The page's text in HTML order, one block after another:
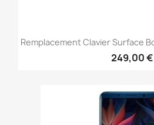
Remplacement Clavier Surface
249,00 €